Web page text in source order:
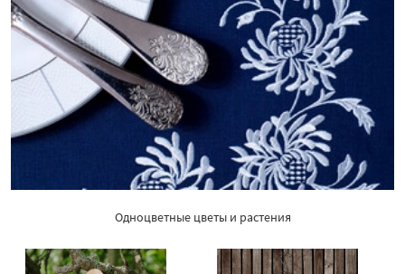
Одноцветные цветы и растения